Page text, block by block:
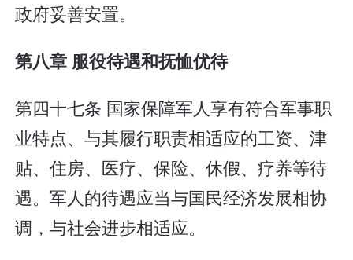
政府妥善安置。
第八章 服役待遇和抚恤优待
第四十七条 国家保障军人享有符合军事职
业特点、与其履行职责相适应的工资、津
贴、住房、医疗、保险、休假、疗养等待
遇。军人的待遇应当与国民经济发展相协
调，与社会进步相适应。